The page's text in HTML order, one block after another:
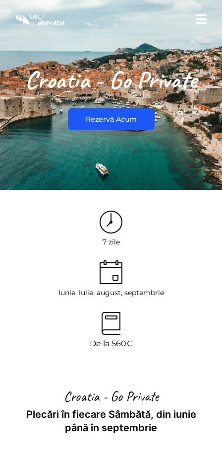
Croatia - Go Private
Rezervă Acum
7 zile
Iunie, iulie, august, septembrie
De la 560€
Croatia - Go Private
Plecări în fiecare Sâmbătă, din iunie
până în septembrie